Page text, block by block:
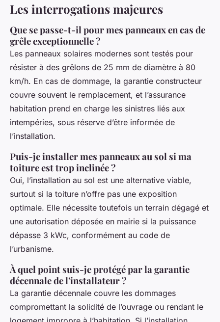
Les interrogations majeures
Que se passe-t-il pour mes panneaux en cas de
grêle exceptionnelle ?
Les panneaux solaires modernes sont testés pour
résister à des grêlons de 25 mm de diamètre à 80
km/h. En cas de dommage, la garantie constructeur
couvre souvent le remplacement, et l’assurance
habitation prend en charge les sinistres liés aux
intempéries, sous réserve d’être informée de
l’installation.
Puis-je installer mes panneaux au sol si ma
toiture est trop inclinée ?
Oui, l’installation au sol est une alternative viable,
surtout si la toiture n’offre pas une exposition
optimale. Elle nécessite toutefois un terrain dégagé et
une autorisation déposée en mairie si la puissance
dépasse 3 kWc, conformément au code de
l’urbanisme.
À quel point suis-je protégé par la garantie
décennale de l'installateur ?
La garantie décennale couvre les dommages
compromettant la solidité de l’ouvrage ou rendant le